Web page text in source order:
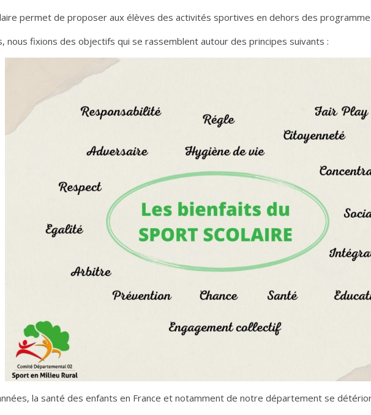
permet de proposer aux élèves des activités sportives en dehors des
nous fixions des objectifs qui se rassemblent autour des principes suivants :
la santé des enfants en France et notamment de notre département se